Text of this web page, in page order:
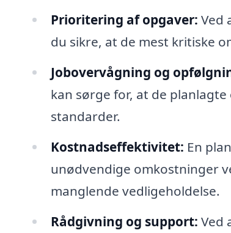
Prioritering af opgaver: Ved
du sikre, at de mest kritiske
Jobovervågning og
kan sørge for, at de
standarder.
Kostnadseffektivitet: En
unødvendige omkostninger
manglende vedligeholdelse.
Rådgivning og support: Ved